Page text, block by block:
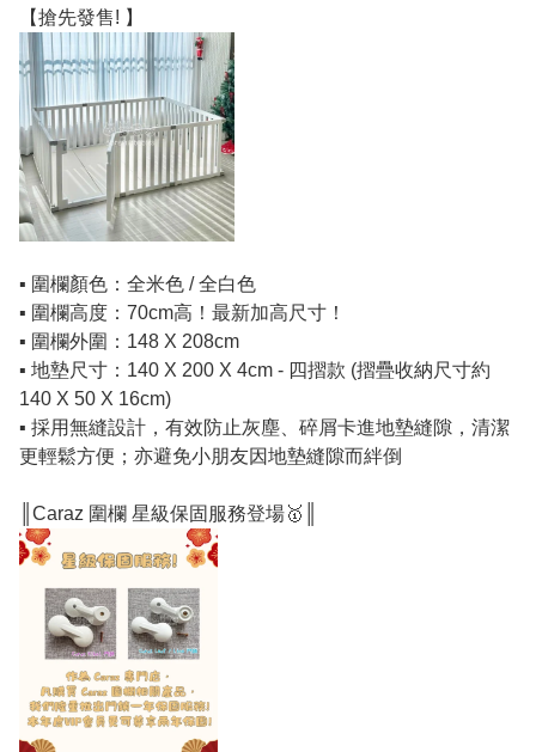
【搶先發售! 】
▪️ 圍欄顏色：全米色 / 全白色
▪️ 圍欄高度：70cm高！最新加高尺寸！
▪️ 圍欄外圍：148 X 208cm
▪️ 地墊尺寸：140 X 200 X 4cm - 四摺款 (摺疊收納尺寸約
140 X 50 X 16cm)
▪️ 採用無縫設計，有效防止灰塵、碎屑卡進地墊縫隙，清潔
更輕鬆方便；亦避免小朋友因地墊縫隙而絆倒
║Caraz 圍欄 星級保固服務登場🥇║